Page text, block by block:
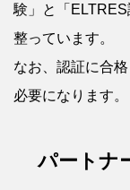
験」と「
整っています。
なお、認証に合
必要になります。
パートナ